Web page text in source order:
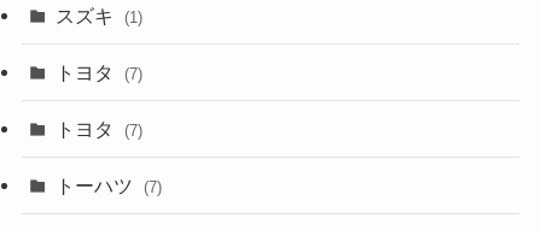
スズキ (1)
トヨタ (7)
トヨタ (7)
トーハツ (7)